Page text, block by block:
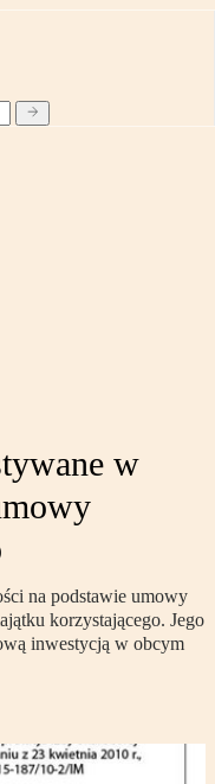
w
na podstawie umowy
korzystającego. Jego
inwestycją w obcym